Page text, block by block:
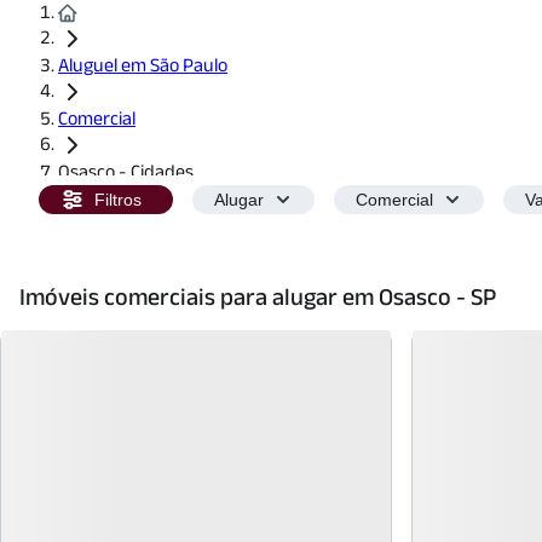
Aluguel em São Paulo
Comercial
Osasco - Cidades
Filtros Alugar Comercial
Imóveis comerciais para alugar em Osasco - SP